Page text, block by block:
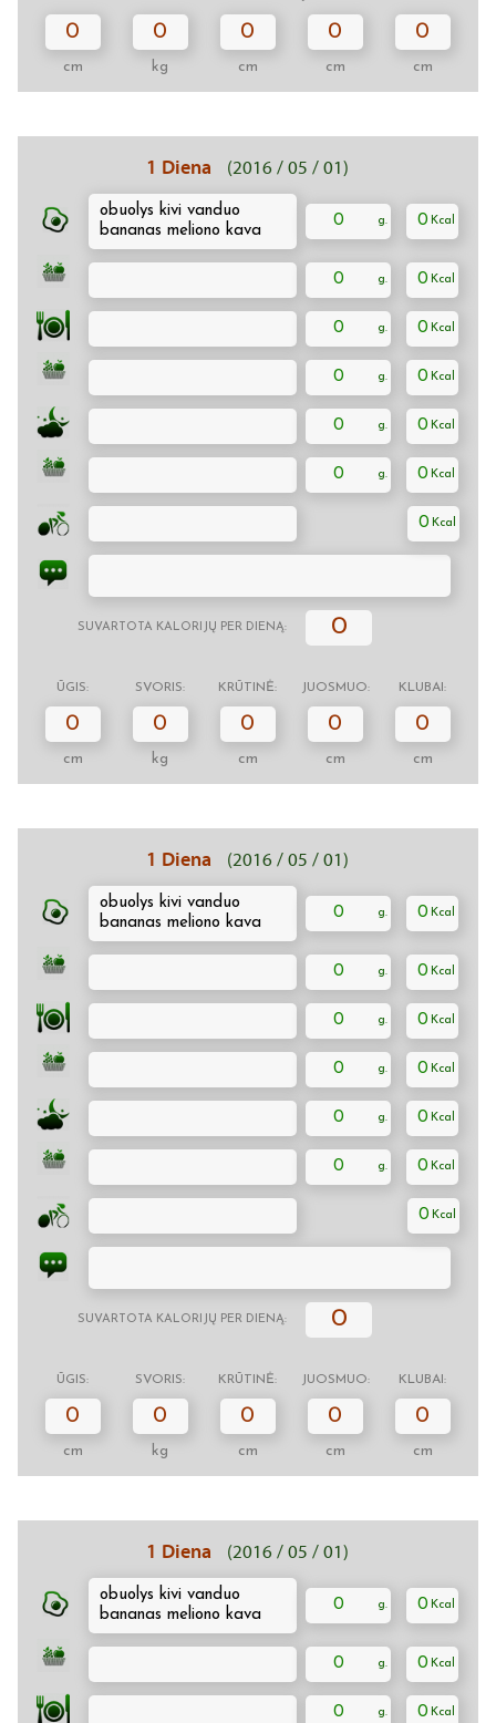
0
cm
0
kg
0
cm
0
cm
0
cm
1 Diena (2016 / 05 / 01)
obuolys kivi vanduo
bananas meliono kava
0 0
0 0
0 0
0 0
0 0
0 0
0
SUVARTOTA KALORIJŲ PER DIENĄ: 0
ŪGIS: SVORIS: KRŪTINĖ: JUOSMUO: KLUBAI:
0
cm
0
kg
0
cm
0
cm
0
cm
1 Diena (2016 / 05 / 01)
obuolys kivi vanduo
bananas meliono kava
0 0
0 0
0 0
0 0
0 0
0 0
0
SUVARTOTA KALORIJŲ PER DIENĄ: 0
ŪGIS: SVORIS: KRŪTINĖ: JUOSMUO: KLUBAI:
0
cm
0
kg
0
cm
0
cm
0
cm
1 Diena (2016 / 05 / 01)
obuolys kivi vanduo
bananas meliono kava
0 0
0 0
0 0